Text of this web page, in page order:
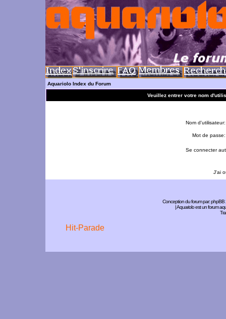
Aquariolo Index du Forum
Veuillez entrer votre nom
Nom d'utilisateur:
Mot de passe:
Se connecter
J'ai
Conception du forum par:phpBB
| Aquariolo est un forum